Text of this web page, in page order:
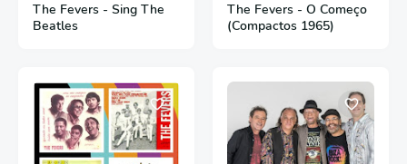
The Fevers - Sing The
Beatles
The Fevers - O Começo
(Compactos 1965)